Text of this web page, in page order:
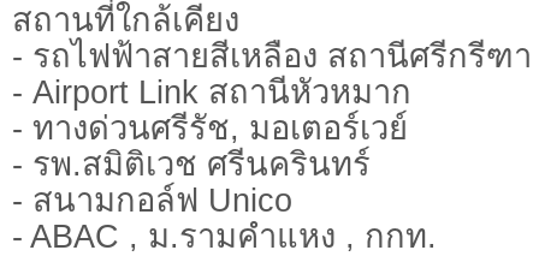
สถานที่ใกล้เคียง
- รถไฟฟ้าสายสีเหลือง สถานีศรีกรีฑา
- Airport Link สถานีหัวหมาก
- ทางด่วนศรีรัช, มอเตอร์เวย์
- รพ.สมิติเวช ศรีนครินทร์
- สนามกอล์ฟ Unico
- ABAC , ม.รามคำแหง , กกท.